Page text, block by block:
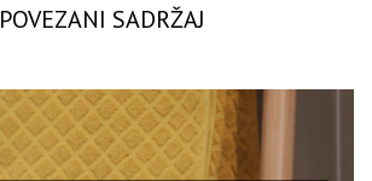
POVEZANI SADRŽAJ